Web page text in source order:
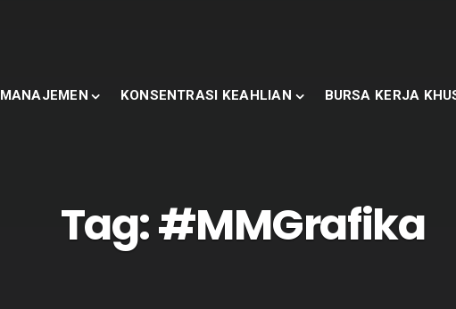
MANAJEMEN KONSENTRASI KEAHLIAN BURSA KERJA
Tag:#MMGrafika